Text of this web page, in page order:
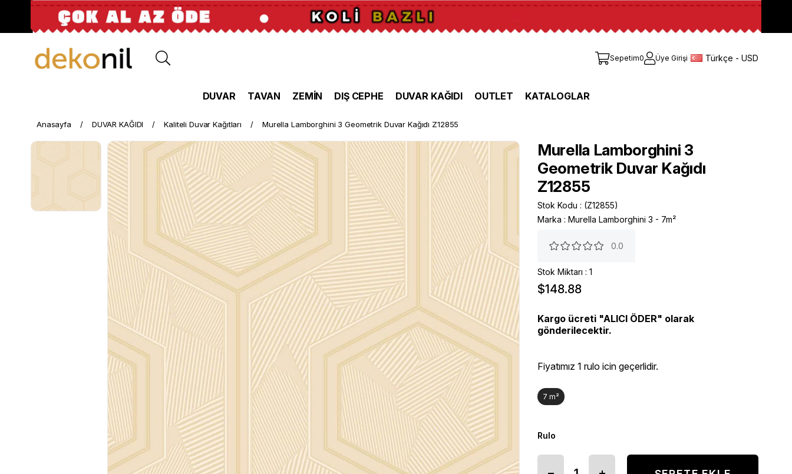
Sepetim0 Üye Girişi Türkçe - USD
DUVAR TAVAN ZEMİN DIŞ CEPHE DUVAR KAĞIDI OUTLET KATALOGLAR
Anasayfa DUVAR KAĞIDI Kaliteli Duvar Kağıtları Murella Lamborghini 3 Geometrik Duvar Kağıdı Z12855
Murella Lamborghini 3
Geometrik Duvar Kağıdı
Z12855
Stok Kodu
(Z12855)
Marka : Murella Lamborghini 3 - 7m²
0.0
Stok Miktarı : 1
$148.88
Kargo ücreti "ALICI ÖDER" olarak
gönderilecektir.
Fiyatımız 1 rulo icin geçerlidir.
7 m²
Rulo